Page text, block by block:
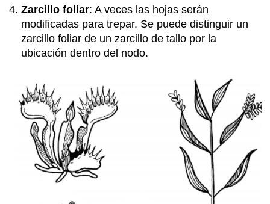
Zarcillo foliar: A veces las hojas serán
modificadas para trepar. Se puede distinguir un
zarcillo foliar de un zarcillo de tallo por la
ubicación dentro del nodo.